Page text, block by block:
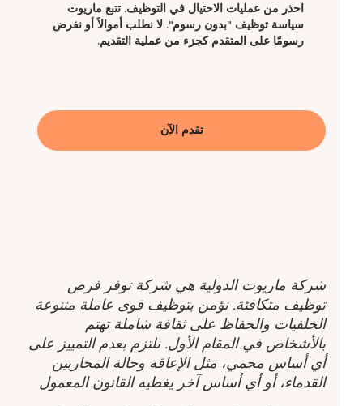
شركة ماريوت الدولية هي شركة توفر فرص
توظيف متكافئة. نؤمن بتوظيف قوى عاملة متنوعة
الخلفيات والحفاظ على ثقافة شاملة تهتم
بالأشخاص في المقام الأول. نلتزم بعدم التمييز على
أي أساس محمي، مثل الإعاقة وحالة المحاربين
القدماء، أو أي أساس آخر يغطيه القانون المعمول
احذر من عمليات الاحتيال في التوظيف. تتبع ماريوت
سياسة توظيف "بدون رسوم". لا نطلب أموالاً أو نفرض
رسومًا على المتقدم كجزء من عملية التقديم.
تقدم الآن